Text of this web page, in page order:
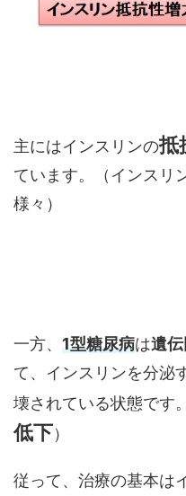
主にはインスリンの抵
ています。（インスリ
様々）
一方、 1型糖尿病は遺
て、インスリンを分泌
壊されている状態です
低下）
従って、治療の基本は